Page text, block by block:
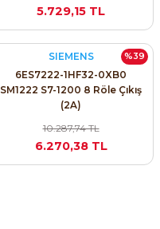
5.729,15 TL
%39
SIEMENS
6ES7222-1HF32-0XB0
SM1222 S7-1200 8 Röle Çıkış
(2A)
10.287,74 TL
6.270,38 TL